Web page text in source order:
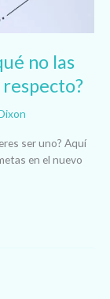
no las
ser uno? Aquí
en el nuevo